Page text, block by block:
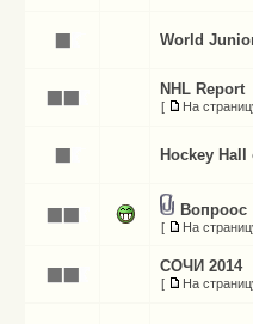
World
NHL Report
[ На
Hockey Hall
Вопроос
[ На
СОЧИ 2014
[ На